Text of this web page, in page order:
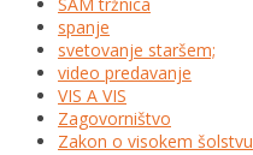
SAM tržnica
spanje
svetovanje staršem;
video predavanje
VIS A VIS
Zagovorništvo
Zakon o visokem šolstvu